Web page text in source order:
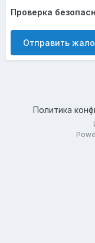
Проверка
Отправить
Политика